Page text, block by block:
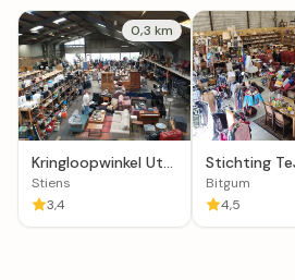
0,3 km
Kringloopwinkel Ut
Strúnhûs in Stiens
Stiens
3,4
Stichting
Bitgum
4,5